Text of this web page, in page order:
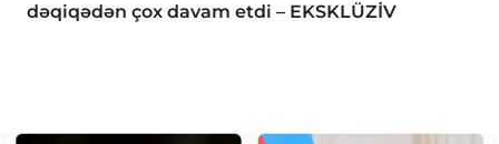
dəqiqədən çox davam etdi – EKSKLÜZİV